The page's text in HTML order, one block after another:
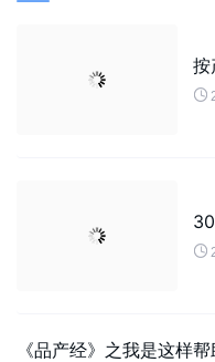
按


《品产经》之我是这样